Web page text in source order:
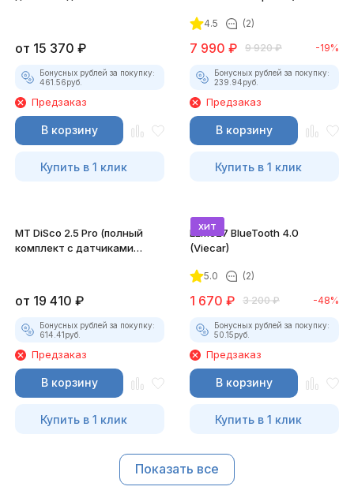
от 15 370 ₽
Бонусных рублей за покупку:
461.56руб.
Предзаказ
В корзину
Купить в 1 клик
4.5 (2)
7 990 ₽ 9 920 ₽ -19%
Бонусных рублей за покупку:
239.94руб.
Предзаказ
В корзину
Купить в 1 клик
MT DiSco 2.5 Pro (полный
комплект с датчиками
от 19 410 ₽
Бонусных рублей за покупку:
614.41руб.
Предзаказ
В корзину
Купить в 1 клик
хит
ELM327 BlueTooth 4.0
(Viecar)
5.0 (2)
1 670 ₽ 3 200 ₽ -48%
Бонусных рублей за покупку:
50.15руб.
Предзаказ
В корзину
Купить в 1 клик
Показать все